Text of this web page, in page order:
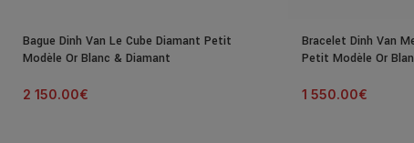
Bague Dinh Van Le Cube Diamant Petit
Modèle Or Blanc & Diamant
2 150.00€
Bracelet Dinh Van
Petit Modèle Or
1 550.00€